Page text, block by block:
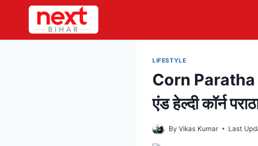
content
LIFESTYLE
Corn Paratha
एंड हेल्दी कॉर्न
By Vikas Kumar Last